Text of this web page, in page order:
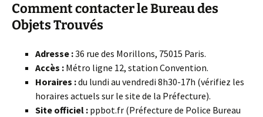
Comment contacter le Bureau des
Objets Trouvés
Adresse :36 rue des Morillons, 75015 Paris.
Accès : Métro ligne 12, station Convention.
Horaires :du lundi au vendredi 8h30-17h (vérifiez les
horaires actuels sur le site de la Préfecture).
Site officiel : ppbot.fr (Préfecture de Police Bureau